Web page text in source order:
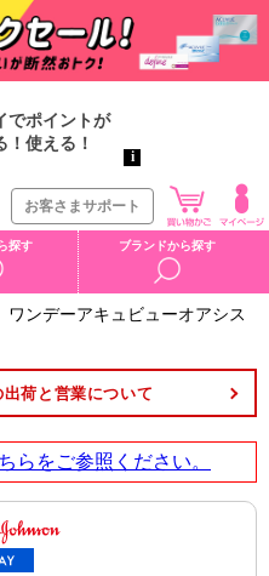
お客さまサポート
探す ブランドから探す
ワンデーアキュビューオアシス
荷と営業について
ら をご参照ください。